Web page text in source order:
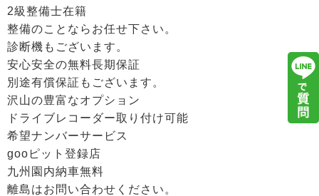
2級整備士在籍
整備のことならお任せ下さい。
診断機もございます。
安心安全の無料長期保証
別途有償保証もございます。
沢山の豊富なオプション
ドライブレコーダー取り付け可能
希望ナンバーサービス
gooピット登録店
九州園内納車無料
離島はお問い合わせください。